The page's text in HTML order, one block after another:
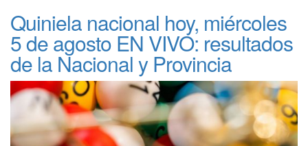
Quiniela nacional hoy, miércoles
5 de agosto EN VIVO: resultados
de la Nacional y Provincia